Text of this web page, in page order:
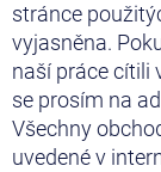
stránce
vyjasněna.
naší práce cítili
se prosím na
Všechny
uvedené v